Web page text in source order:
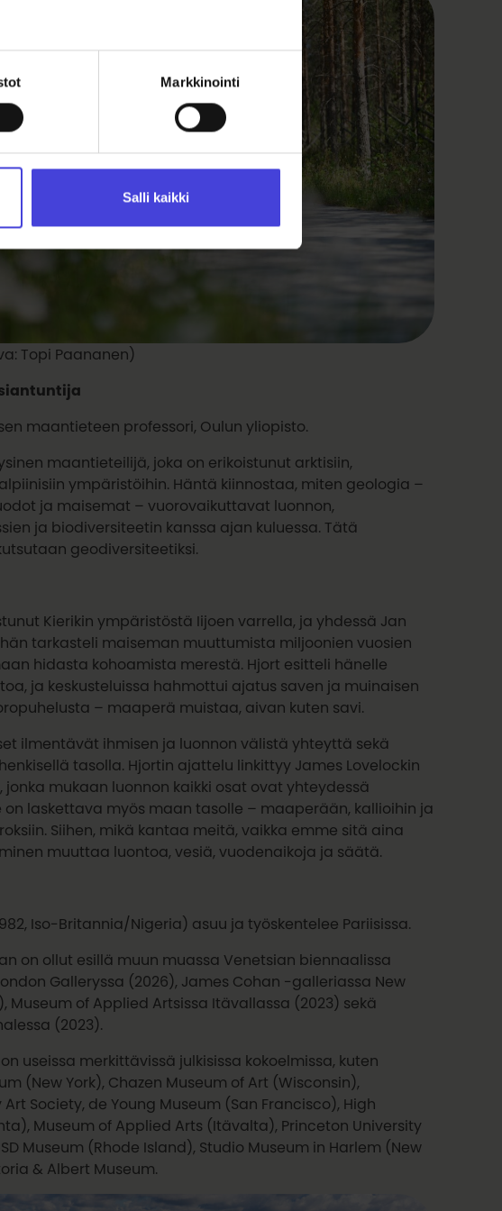
Markkinointi
Salli kaikki
Topi Paananen)
maantieteen professori, Oulun yliopisto.
maantieteilijä, joka on erikoistunut arktisiin,
ympäristöihin. Häntä kiinnostaa, miten geologia –
ja maisemat – vuorovaikuttavat luonnon,
ja biodiversiteetin kanssa ajan kuluessa. Tätä
geodiversiteetiksi.
Kierikin ympäristöstä Iijoen varrella, ja yhdessä Jan
tarkasteli maiseman muuttumista miljoonien vuosien
hidasta kohoamista merestä. Hjort esitteli hänelle
ja keskusteluissa hahmottui ajatus saven ja muinaisen
– maaperä muistaa, aivan kuten savi.
ilmentävät ihmisen ja luonnon välistä yhteyttä sekä
tasolla. Hjortin ajattelu linkittyy James Lovelockin
mukaan luonnon kaikki osat ovat yhteydessä
on laskettava myös maan tasolle – maaperään, kallioihin ja
Siihen, mikä kantaa meitä, vaikka emme sitä aina
muuttaa luontoa, vesiä, vuodenaikoja ja säätä.
Iso-Britannia/Nigeria) asuu ja työskentelee Pariisissa.
on ollut esillä muun muassa Venetsian biennaalissa
Galleryssa (2026), James Cohan -galleriassa New
Museum of Applied Artsissa Itävallassa (2023) sekä
(2023).
useissa merkittävissä julkisissa kokoelmissa, kuten
(New York), Chazen Museum of Art (Wisconsin),
Society, de Young Museum (San Francisco), High
Museum of Applied Arts (Itävalta), Princeton University
Museum (Rhode Island), Studio Museum in Harlem (New
& Albert Museum.